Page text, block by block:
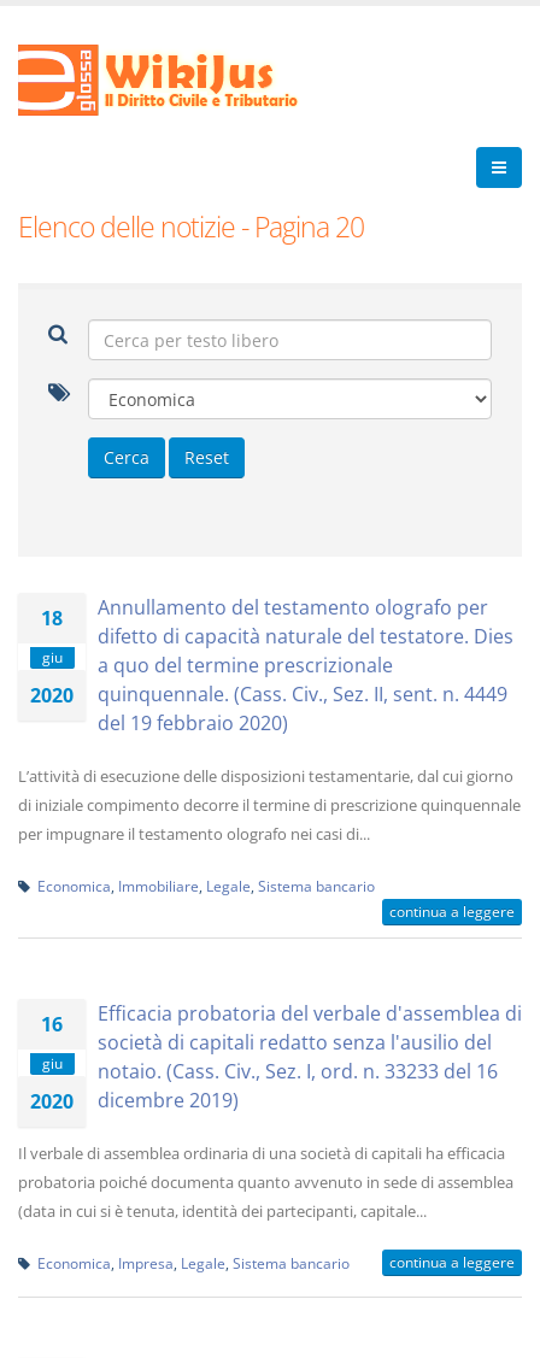
Elenco delle notizie - Pagina 20
18
giu
2020
Annullamento del testamento olografo per
difetto di capacità naturale del testatore. Dies
a quo del termine prescrizionale
quinquennale. (Cass. Civ., Sez. II, sent. n. 4449
del 19 febbraio 2020)
L’attività di esecuzione delle disposizioni testamentarie, dal cui giorno
di iniziale compimento decorre il termine di prescrizione quinquennale
per impugnare il testamento olografo nei casi di...
Economica Immobiliare Legale Sistema bancario
continua a leggere
16
giu
2020
Efficacia probatoria del verbale d'assemblea di
società di capitali redatto senza l'ausilio del
notaio. (Cass. Civ., Sez. I, ord. n. 33233 del 16
dicembre 2019)
Il verbale di assemblea ordinaria di una società di capitali ha efficacia
probatoria poiché documenta quanto avvenuto in sede di assemblea
(data in cui si è tenuta, identità dei partecipanti, capitale...
Economica Impresa Legale Sistema bancario continua a leggere